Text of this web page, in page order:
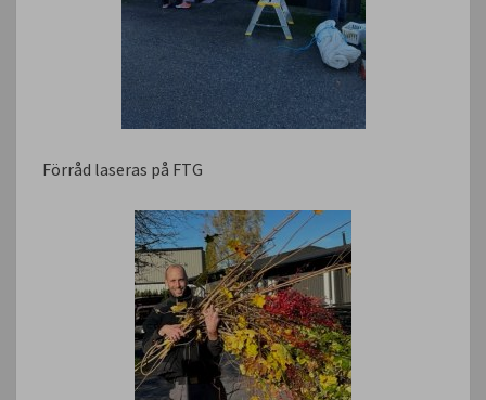
Förråd laseras på FTG